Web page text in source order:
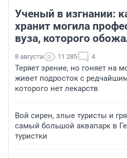
Ученый в изгнании:
хранит могила
вуза, которого
8 августа 11 285 4
Теряет зрение, но гоняет на
живет подросток с
которого нет лекарств
Вой сирен, злые туристы и
самый большой аквапарк в
туристки